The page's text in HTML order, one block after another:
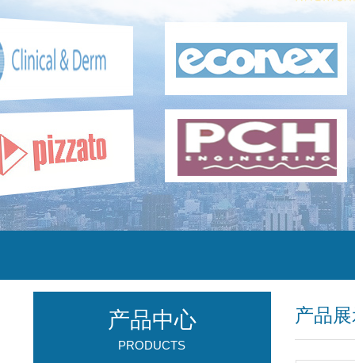
产品
产品中心
PRODUCTS